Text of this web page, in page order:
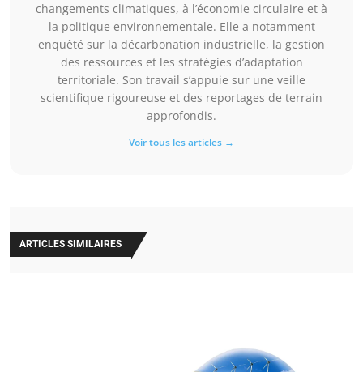
changements climatiques, à l’économie circulaire et à
la politique environnementale. Elle a notamment
enquêté sur la décarbonation industrielle, la gestion
des ressources et les stratégies d’adaptation
territoriale. Son travail s’appuie sur une veille
scientifique rigoureuse et des reportages de terrain
approfondis.
Voir tous les articles →
ARTICLES SIMILAIRES